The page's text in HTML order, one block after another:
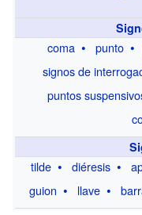
coma punto
signos de
puntos
tilde diéresis
guion
llave